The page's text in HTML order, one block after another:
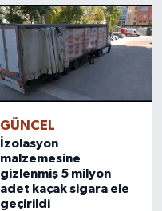
GÜNCEL
İzolasyon
malzemesine
gizlenmiş 5 milyon
adet kaçak sigara ele
geçirildi